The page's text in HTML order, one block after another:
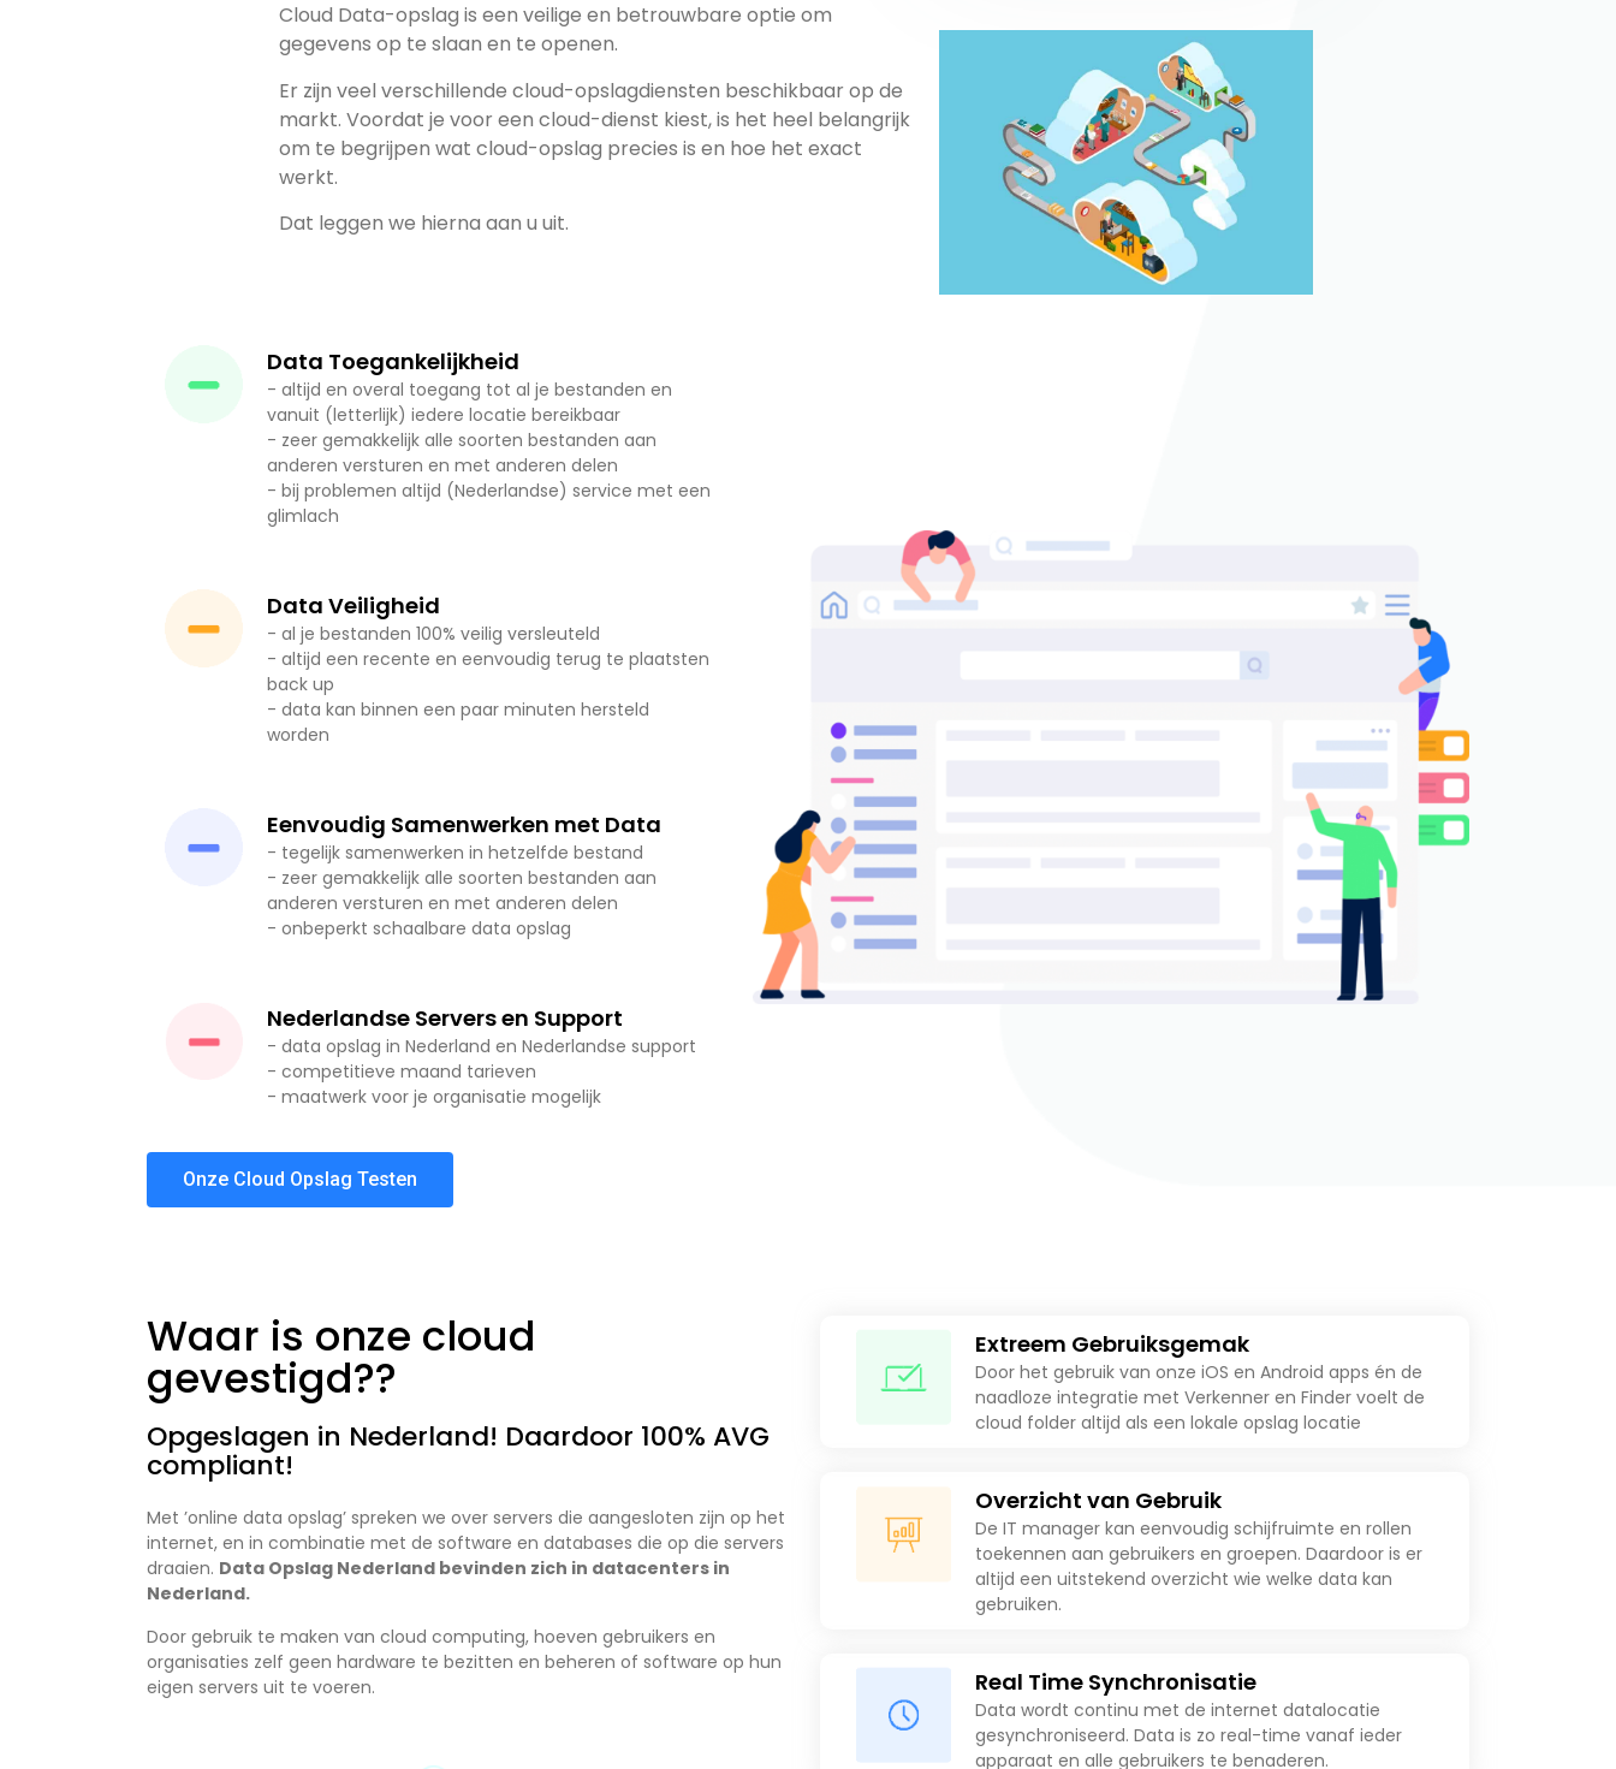
Cloud Data-opslag is een veilige en betrouwbare optie om
gegevens op te slaan en te openen.
Er zijn veel verschillende cloud-opslagdiensten beschikbaar op de
markt. Voordat je voor een cloud-dienst kiest, is het heel belangrijk
om te begrijpen wat cloud-opslag precies is en hoe het exact
werkt.
Dat leggen we hierna aan u uit.
Data Toegankelijkheid
- altijd en overal toegang tot al je bestanden en
vanuit (letterlijk) iedere locatie bereikbaar
- zeer gemakkelijk alle soorten bestanden aan
anderen versturen en met anderen delen
- bij problemen altijd (Nederlandse) service met een
glimlach
Data Veiligheid
- al je bestanden 100% veilig versleuteld
- altijd een recente en eenvoudig terug te plaatsten
back up
- data kan binnen een paar minuten hersteld
worden
Eenvoudig Samenwerken met Data
- tegelijk samenwerken in hetzelfde bestand
- zeer gemakkelijk alle soorten bestanden aan
anderen versturen en met anderen delen
- onbeperkt schaalbare data opslag
Nederlandse Servers en Support
- data opslag in Nederland en Nederlandse support
- competitieve maand tarieven
- maatwerk voor je organisatie mogelijk
Onze Cloud Opslag Testen
Waar is onze cloud
gevestigd??
Opgeslagen in Nederland! Daardoor 100% AVG
compliant!
Met ’online data opslag’ spreken we over servers die aangesloten zijn op het
internet, en in combinatie met de software en databases die op die servers
draaien. Data Opslag Nederland bevinden zich in datacenters in
Nederland.
Door gebruik te maken van cloud computing, hoeven gebruikers en
organisaties zelf geen hardware te bezitten en beheren of software op hun
eigen servers uit te voeren.
Extreem Gebruiksgemak
Door het gebruik van onze iOS en Android apps én de
naadloze integratie met Verkenner en Finder voelt de
cloud folder altijd als een lokale opslag locatie
Overzicht van Gebruik
De IT manager kan eenvoudig schijfruimte en rollen
toekennen aan gebruikers en groepen. Daardoor is er
altijd een uitstekend overzicht wie welke data kan
gebruiken.
Real Time Synchronisatie
Data wordt continu met de internet datalocatie
gesynchroniseerd. Data is zo real-time vanaf ieder
apparaat en alle gebruikers te benaderen.